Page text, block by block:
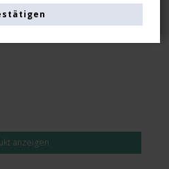
anzeigen